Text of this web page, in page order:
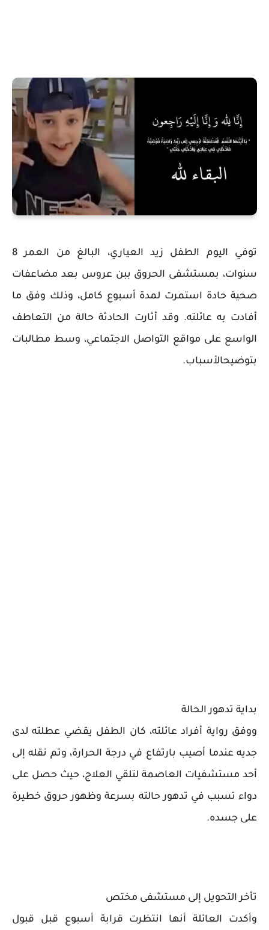
توفي اليوم الطفل زيد العياري، البالغ من العمر 8
سنوات، بمستشفى الحروق ببن عروس بعد مضاعفات
صحية حادة استمرت لمدة أسبوع كامل، وذلك وفق ما
أفادت به عائلته. وقد أثارت الحادثة حالة من التعاطف
الواسع على مواقع التواصل الاجتماعي، وسط مطالبات
بتوضيحالأسباب.
بداية تدهور الحالة
ووفق رواية أفراد عائلته، كان الطفل يقضي عطلته لدى
جديه عندما أصيب بارتفاع في درجة الحرارة، وتم نقله إلى
أحد مستشفيات العاصمة لتلقي العلاج، حيث حصل على
دواء تسبب في تدهور حالته بسرعة وظهور حروق خطيرة
على جسده.
تأخر التحويل إلى مستشفى مختص
وأكدت العائلة أنها انتظرت قرابة أسبوع قبل قبول